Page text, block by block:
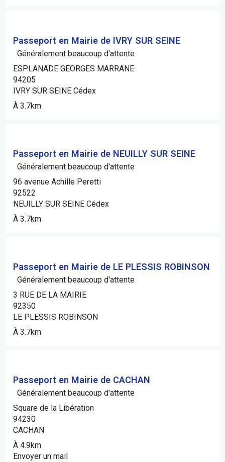
Passeport en Mairie de IVRY SUR SEINE
Généralement beaucoup d'attente
ESPLANADE GEORGES MARRANE
94205
IVRY SUR SEINE Cédex
À 3.7km
Passeport en Mairie de NEUILLY SUR SEINE
Généralement beaucoup d'attente
96 avenue Achille Peretti
92522
NEUILLY SUR SEINE Cédex
À 3.7km
Passeport en Mairie de LE PLESSIS ROBINSON
Généralement beaucoup d'attente
3 RUE DE LA MAIRIE
92350
LE PLESSIS ROBINSON
À 3.7km
Passeport en Mairie de CACHAN
Généralement beaucoup d'attente
Square de la Libération
94230
CACHAN
À 4.9km
Envoyer un mail